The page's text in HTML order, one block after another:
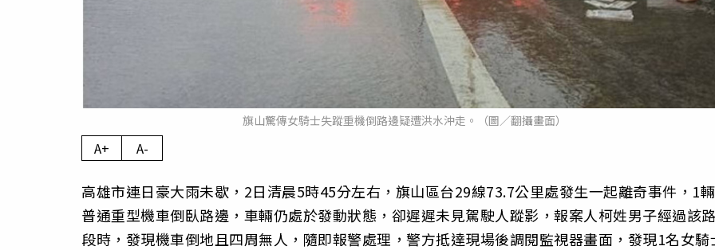
旗山驚傳女騎士失蹤重機倒路邊疑遭洪水沖走。（圖／翻攝畫面）
A+ A-
高雄市連日豪大雨未歇，2日清晨5時45分左右，旗山區台29線73.7公里處發生一起離奇事件，1輛
普通重型機車倒臥路邊，車輛仍處於發動狀態，卻遲遲未見駕駛人蹤影，報案人柯姓男子經過該
段時，發現機車倒地且四周無人，隨即報警處理，警方抵達現場後調閱監視器畫面，發現1名女騎